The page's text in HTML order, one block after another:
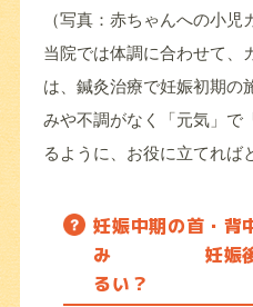
（写真：赤ちゃんへの小児
当院では体調に合わせて、
は、鍼灸治療で妊娠初期の
みや不調がなく「元気」で
るように、お役に立てれば
妊娠中期の首・背
み 妊娠後期
るい？